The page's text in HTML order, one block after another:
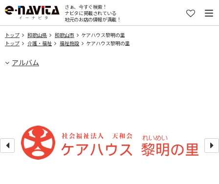
さぁ、今すぐ検索！
ナビタに掲載されている
地元のお店の情報が満載！
トップ 和歌山県 和歌山市
ケアハウス黎明の里
トップ
介護・福祉 福祉施設 ケアハウス黎明の里
アルバム